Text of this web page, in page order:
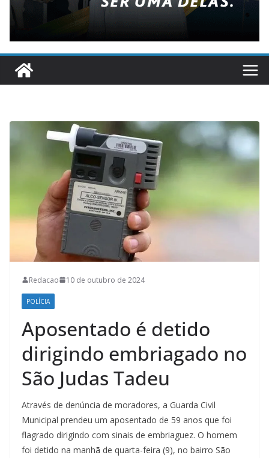
Redacao 10 de outubro de 2024
POLÍCIA
Aposentado é detido
dirigindo embriagado no
São Judas Tadeu
Através de denúncia de moradores, a Guarda Civil
Municipal prendeu um aposentado de 59 anos que foi
flagrado dirigindo com sinais de embriaguez. O homem
foi detido na manhã de quarta-feira (9), no bairro São